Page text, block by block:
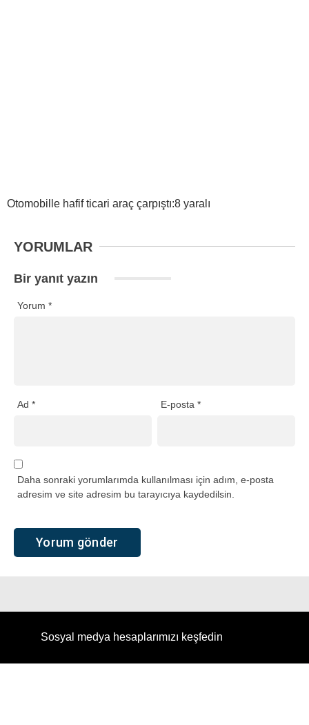
Otomobille hafif ticari araç çarpıştı:8 yaralı
YORUMLAR
Bir yanıt yazın
Yorum *
Ad * E-posta*
Daha sonraki yorumlarımda kullanılması için adım, e-posta
adresim ve site adresim bu tarayıcıya kaydedilsin.
Sosyal medya hesaplarımızı keşfedin